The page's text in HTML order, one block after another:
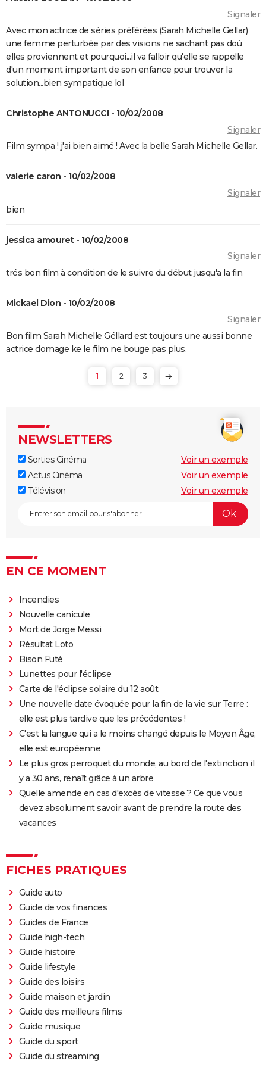
Parasite : après le film, où en est le projet de série
pour HBO ?
Insaisissables 3 : de premières images du braquage
magique et une date de sortie annoncée
Decision to leave
Seven
A Couteaux Tirés : synopsis, casting, streaming, avis,
bande-annonce, interview...
Zodiac : synopsis, casting, bande-annonce, histoire
Black Swan
Psychose
Les Crimes du futur
Drive : Ryan Gosling conduit-il vraiment dans le
film ?
The Dog Stars : le thriller de Ridley Scott se dévoile
dans une nouvelle bande-annonce
Signaler
Avec mon actrice de séries préférées (Sarah Michelle Gellar)
une femme perturbée par des visions ne sachant pas doù
elles proviennent et pourquoi...il va falloir qu'elle se rappelle
d'un moment important de son enfance pour trouver la
solution...bien sympatique lol
Christophe ANTONUCCI - 10/02/2008
Signaler
Film sympa ! j'ai bien aimé ! Avec la belle Sarah Michelle Gellar.
valerie caron - 10/02/2008
Signaler
bien
jessica amouret - 10/02/2008
Signaler
trés bon film à condition de le suivre du début jusqu'a la fin
Mickael Dion - 10/02/2008
Signaler
Bon film Sarah Michelle Géllard est toujours une aussi bonne
actrice domage ke le film ne bouge pas plus.
1 2 3
NEWSLETTERS
Sorties Cinéma
Voir un exemple
Actus Cinéma
Voir un exemple
Télévision
Voir un exemple
EN CE MOMENT
Incendies
Nouvelle canicule
Mort de Jorge Messi
Résultat Loto
Bison Futé
Lunettes pour l'éclipse
Carte de l'éclipse solaire du 12 août
Une nouvelle date évoquée pour la fin de la vie sur Terre :
elle est plus tardive que les précédentes !
C'est la langue qui a le moins changé depuis le Moyen Âge,
elle est européenne
Le plus gros perroquet du monde, au bord de l'extinction il
y a 30 ans, renaît grâce à un arbre
Quelle amende en cas d'excès de vitesse ? Ce que vous
devez absolument savoir avant de prendre la route des
vacances
FICHES PRATIQUES
Guide auto
Guide de vos finances
Guides de France
Guide high-tech
Guide histoire
Guide lifestyle
Guide des loisirs
Guide maison et jardin
Guide des meilleurs films
Guide musique
Guide du sport
Guide du streaming